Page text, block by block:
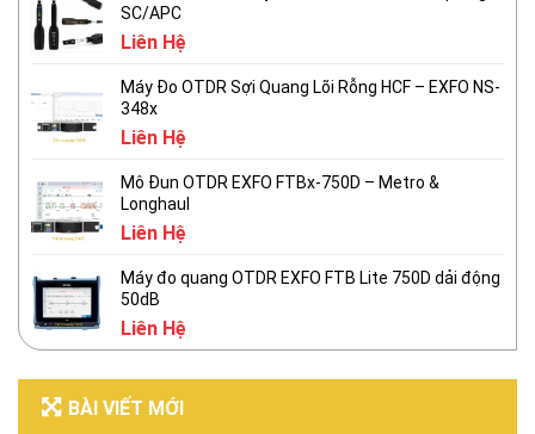
SC/APC
Liên Hệ
Máy Đo OTDR Sợi Quang Lõi Rỗng HCF – EXFO NS-
348x
Liên Hệ
Mô Đun OTDR EXFO FTBx-750D – Metro &
Longhaul
Liên Hệ
Máy đo quang OTDR EXFO FTB Lite 750D dải động
50dB
Liên Hệ
BÀI VIẾT MỚI